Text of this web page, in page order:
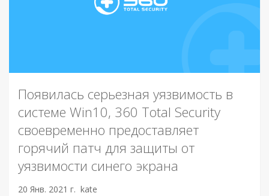
Появилась серьезная уязвимость в
системе Win10, 360 Total Security
своевременно предоставляет
горячий патч для защиты от
уязвимости синего экрана
20 Янв. 2021 г. kate